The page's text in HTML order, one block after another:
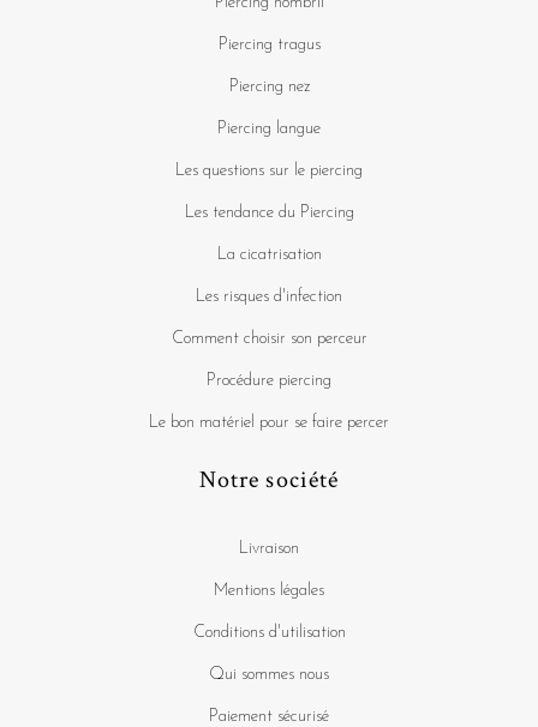
Piercing tragus
Piercing nez
Piercing langue
Les questions sur le piercing
Les tendance du Piercing
La cicatrisation
Les risques d'infection
Comment choisir son perceur
Procédure piercing
Le bon matériel pour se faire percer
Notre société
Livraison
Mentions légales
Conditions d'utilisation
Qui sommes nous
Paiement sécurisé